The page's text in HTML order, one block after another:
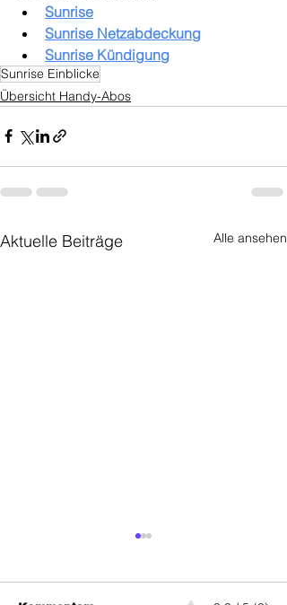
Sunrise
Sunrise Netzabdeckung
Sunrise Kündigung
Sunrise Einblicke
Übersicht Handy-Abos
Aktuelle Beiträge Alle ansehen